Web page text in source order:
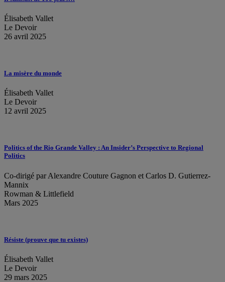
Élisabeth Vallet
Le Devoir
26 avril 2025
La misère du monde
Élisabeth Vallet
Le Devoir
12 avril 2025
Politics of the Rio Grande Valley : An Insider’s Perspective to Regional
Politics
Co-dirigé par Alexandre Couture Gagnon et Carlos D. Gutierrez-
Mannix
Rowman & Littlefield
Mars 2025
Résiste (prouve que tu existes)
Élisabeth Vallet
Le Devoir
29 mars 2025